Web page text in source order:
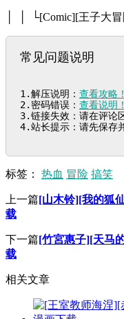
│ │ └[Comic][王子大
常见问题说明
1.解压说明： 查看攻略！
2.密码错误： 查看说明！
3.链接失效：请在评论
4.站长提示：请先保存
标签： 热血 冒险 搞笑
上一篇[山木铃][我的狐
载
下一篇[竹宮惠子][天马
载
相关文章